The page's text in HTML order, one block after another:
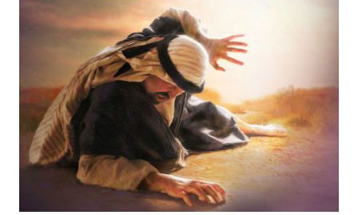
tanta "sombra e água fresca" quanto possível, pois, afinal,
"ninguém é de ferro"...